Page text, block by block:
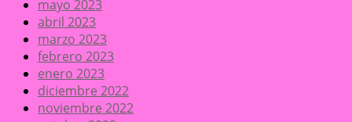
mayo 2023
abril 2023
marzo 2023
febrero 2023
enero 2023
diciembre 2022
noviembre 2022